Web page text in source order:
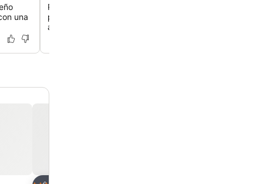
una
Relájate en el apacible 'Stadtgarten', un oasis verde
para disfrutar de un momento de tranquilidad o de un
aire libre durante los meses más cálidos.